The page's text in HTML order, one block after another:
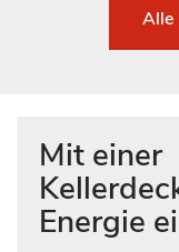
Alle
Mit einer
Energie